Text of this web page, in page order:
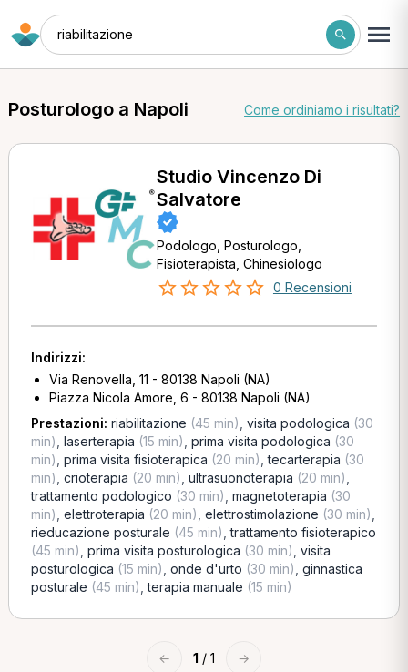
riabilitazione
Posturologo a Napoli Come ordiniamo i risultati?
Studio Vincenzo Di
Salvatore
Podologo, Posturologo,
Fisioterapista, Chinesiologo
0 Recensioni
Indirizzi:
Via Renovella, 11 - 80138 Napoli (NA)
Piazza Nicola Amore, 6 - 80138 Napoli (NA)
Prestazioni: riabilitazione (45 min) visita podologica (30
min) laserterapia (15 min) prima visita podologica (30
min) prima visita fisioterapica (20 min) ,tecarterapia (30
min) crioterapia (20 min) ultrasuonoterapia (20 min)
trattamento podologico (30 min) magnetoterapia (30
min) elettroterapia (20 min) elettrostimolazione (30 min)
rieducazione posturale (45 min) ,trattamento fisioterapico
(45 min) prima visita posturologica (30 min) visita
posturologica (15 min) onde d'urto (30 min) ginnastica
posturale (45 min) ,terapia manuale (15 min)
← 1 / 1 →